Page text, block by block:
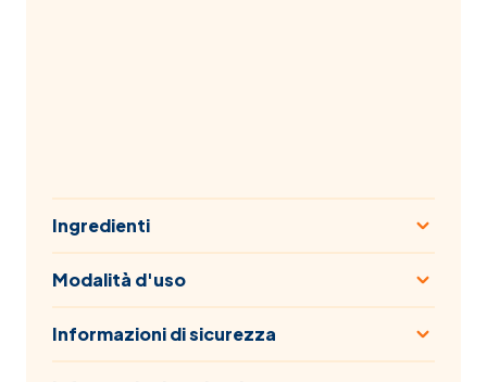
Ingredienti
Modalità d'uso
Informazioni di sicurezza